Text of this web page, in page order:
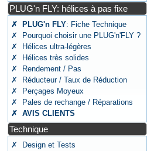
PLUG'n FLY: hélices à pas fixe
✗ PLUG'n FLY: Fiche Technique
✗ Pourquoi choisir une PLUG'n'FLY ?
✗ Hélices ultra-légères
✗ Hélices très solides
✗ Rendement / Pas
✗ Réducteur / Taux de Réduction
✗ Perçages Moyeux
✗ Pales de rechange / Réparations
✗ AVIS CLIENTS
Technique
✗ Design et Tests